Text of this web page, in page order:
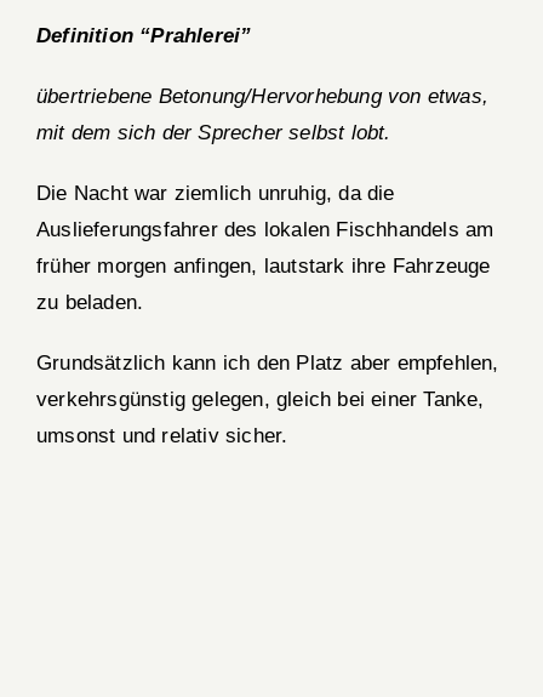
Definition “Prahlerei”
übertriebene Betonung/Hervorhebung von etwas,
mit dem sich der Sprecher selbst lobt.
Die Nacht war ziemlich unruhig, da die
Auslieferungsfahrer des lokalen Fischhandels am
früher morgen anfingen, lautstark ihre Fahrzeuge
zu beladen.
Grundsätzlich kann ich den Platz aber empfehlen,
verkehrsgünstig gelegen, gleich bei einer Tanke,
umsonst und relativ sicher.